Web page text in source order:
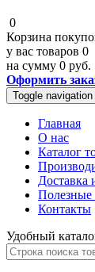
0
Корзина
у вас товаров 0
на сумму 0 руб.
Оформить
Toggle navigation
Главная
О нас
Каталог
Доставка
Полезные
Контакты
Удобный